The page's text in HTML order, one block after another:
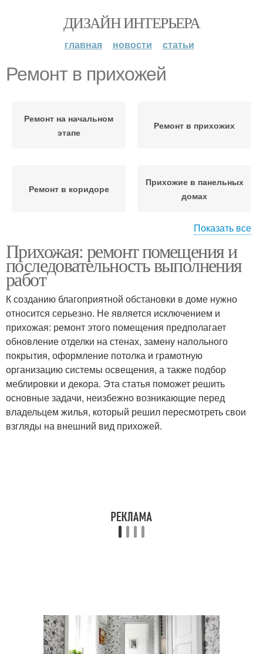
ДИЗАЙН ИНТЕРЬЕРА
главная новости статьи
Ремонт в прихожей
Ремонт на начальном
этапе
Ремонт в прихожих
Ремонт в коридоре
Прихожие в панельных
домах
Стен в прихожей
домах
Элементы для ремонта Красивая прихожая
Прихожая в квартире Обоев для прихожей
Пошаговый ремонт Широкая прихожая
Показать все
Прихожая: ремонт помещения и
последовательность выполнения
работ
К созданию благоприятной обстановки в доме нужно
относится серьезно. Не является исключением и
прихожая: ремонт этого помещения предполагает
обновление отделки на стенах, замену напольного
покрытия, оформление потолка и грамотную
организацию системы освещения, а также подбор
меблировки и декора. Эта статья поможет решить
основные задачи, неизбежно возникающие перед
владельцем жилья, который решил пересмотреть свои
взгляды на внешний вид прихожей.